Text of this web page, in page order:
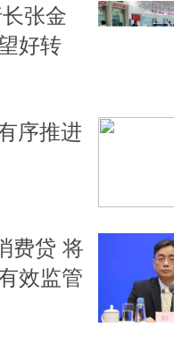
张金
好转
序推进
费贷 将
效监管